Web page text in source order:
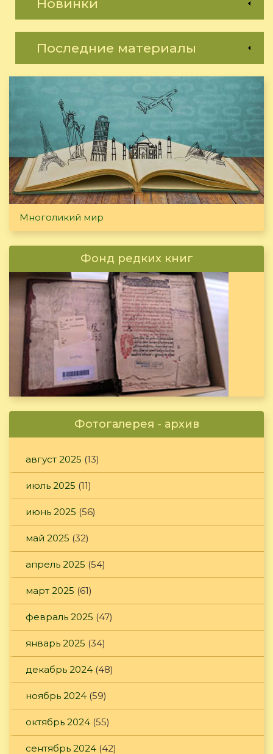
Новинки
Последние материалы
Многоликий мир
Фонд редких книг
Фотогалерея - архив
август 2025 (13)
июль 2025 (11)
июнь 2025 (56)
май 2025 (32)
апрель 2025 (54)
март 2025 (61)
февраль 2025 (47)
январь 2025 (34)
декабрь 2024 (48)
ноябрь 2024 (59)
октябрь 2024 (55)
сентябрь 2024 (42)